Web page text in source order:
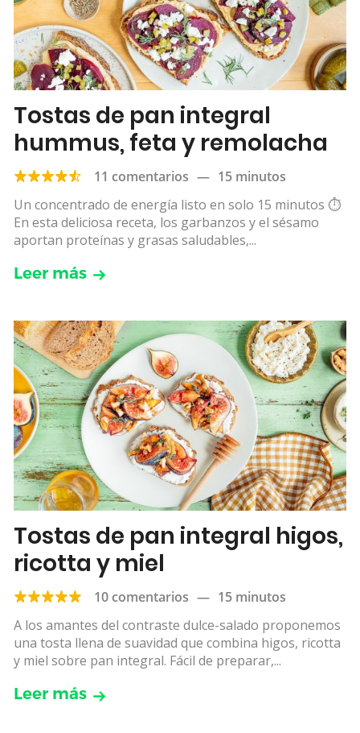
Tostas de pan integral
hummus, feta y remolacha
11 comentarios — 15 minutos
Un concentrado de energía listo en solo 15 minutos ⏱
️En esta deliciosa receta, los garbanzos y el sésamo
aportan proteínas y grasas saludables,...
Leer más
Tostas de pan integral higos,
ricotta y miel
10 comentarios — 15 minutos
A los amantes del contraste dulce-salado proponemos
una tosta llena de suavidad que combina higos, ricotta
y miel sobre pan integral. Fácil de preparar,...
Leer más